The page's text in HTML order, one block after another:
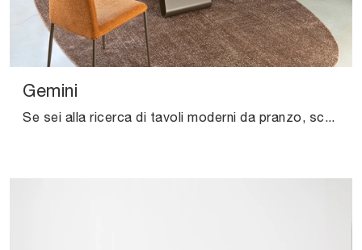
Gemini
Se sei alla ricerca di tavoli moderni da pranzo, scopri i modelli allungabili di Connubia: clicca e scopri il modello Gemini in vetro.